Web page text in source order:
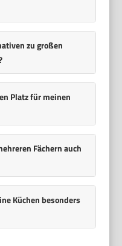
zu großen
Platz für meinen
Fächern auch
Küchen besonders